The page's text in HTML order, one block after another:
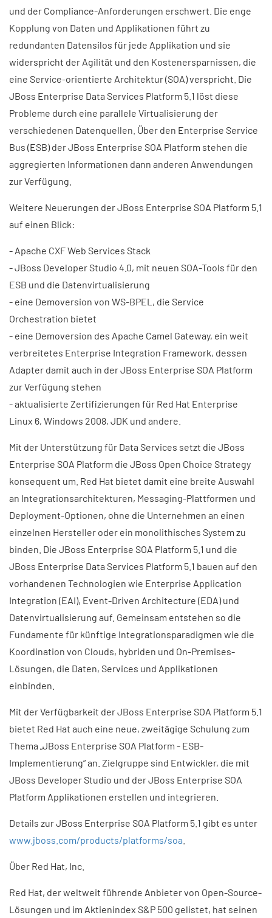
und der Compliance-Anforderungen erschwert. Die enge
Kopplung von Daten und Applikationen führt zu
redundanten Datensilos für jede Applikation und sie
widerspricht der Agilität und den Kostenersparnissen, die
eine Service-orientierte Architektur (SOA) verspricht. Die
JBoss Enterprise Data Services Platform 5.1 löst diese
Probleme durch eine parallele Virtualisierung der
verschiedenen Datenquellen. Über den Enterprise Service
Bus (ESB) der JBoss Enterprise SOA Platform stehen die
aggregierten Informationen dann anderen Anwendungen
zur Verfügung.
Weitere Neuerungen der JBoss Enterprise SOA Platform 5.1
auf einen Blick:
- Apache CXF Web Services Stack
- JBoss Developer Studio 4.0, mit neuen SOA-Tools für den
ESB und die Datenvirtualisierung
- eine Demoversion von WS-BPEL, die Service
Orchestration bietet
- eine Demoversion des Apache Camel Gateway, ein weit
verbreitetes Enterprise Integration Framework, dessen
Adapter damit auch in der JBoss Enterprise SOA Platform
zur Verfügung stehen
- aktualisierte Zertifizierungen für Red Hat Enterprise
Linux 6, Windows 2008, JDK und andere.
Mit der Unterstützung für Data Services setzt die JBoss
Enterprise SOA Platform die JBoss Open Choice Strategy
konsequent um. Red Hat bietet damit eine breite Auswahl
an Integrationsarchitekturen, Messaging-Plattformen und
Deployment-Optionen, ohne die Unternehmen an einen
einzelnen Hersteller oder ein monolithisches System zu
binden. Die JBoss Enterprise SOA Platform 5.1 und die
JBoss Enterprise Data Services Platform 5.1 bauen auf den
vorhandenen Technologien wie Enterprise Application
Integration (EAI), Event-Driven Architecture (EDA) und
Datenvirtualisierung auf. Gemeinsam entstehen so die
Fundamente für künftige Integrationsparadigmen wie die
Koordination von Clouds, hybriden und On-Premises-
Lösungen, die Daten, Services und Applikationen
einbinden.
Mit der Verfügbarkeit der JBoss Enterprise SOA Platform 5.1
bietet Red Hat auch eine neue, zweitägige Schulung zum
Thema „JBoss Enterprise SOA Platform - ESB-
Implementierung“ an. Zielgruppe sind Entwickler, die mit
JBoss Developer Studio und der JBoss Enterprise SOA
Platform Applikationen erstellen und integrieren.
Details zur JBoss Enterprise SOA Platform 5.1 gibt es unter
www.jboss.com/products/platforms/soa
Über Red Hat, Inc.
Red Hat, der weltweit führende Anbieter von Open-Source-
Lösungen und im Aktienindex S&P 500 gelistet, hat seinen